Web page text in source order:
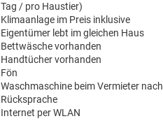
Tag / pro Haustier)
Klimaanlage im Preis inklusive
Eigentümer lebt im gleichen Haus
Bettwäsche vorhanden
Handtücher vorhanden
Fön
Waschmaschine beim Vermieter nach
Rücksprache
Internet per WLAN